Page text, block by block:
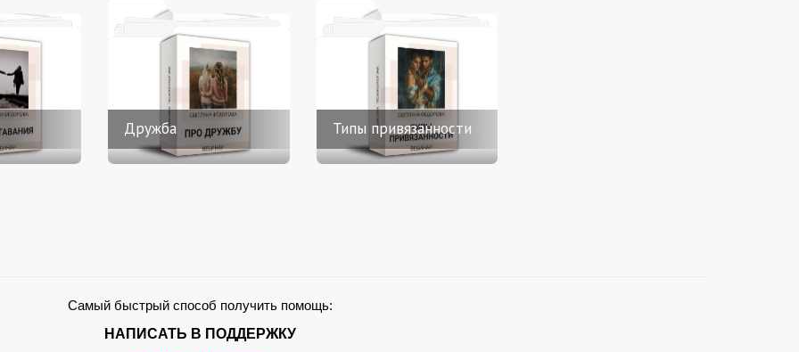
Дружба Типы привязанности
Самый быстрый способ получить помощь:
НАПИСАТЬ В ПОДДЕРЖКУ